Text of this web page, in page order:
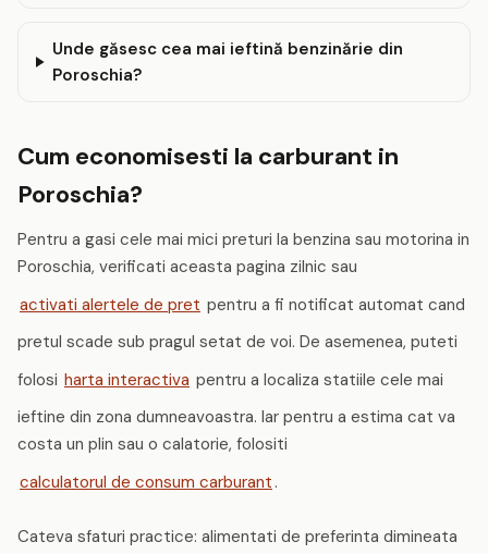
Unde găsesc cea mai ieftină benzinărie din
Poroschia?
Cum economisesti la carburant in
Poroschia?
Pentru a gasi cele mai mici preturi la benzina sau motorina in
Poroschia, verificati aceasta pagina zilnic sau
activati alertele de pret pentru a fi notificat automat cand
pretul scade sub pragul setat de voi. De asemenea, puteti
folosi harta interactiva pentru a localiza statiile cele mai
ieftine din zona dumneavoastra. Iar pentru a estima cat va
costa un plin sau o calatorie, folositi
calculatorul de consum carburant .
Cateva sfaturi practice: alimentati de preferinta dimineata